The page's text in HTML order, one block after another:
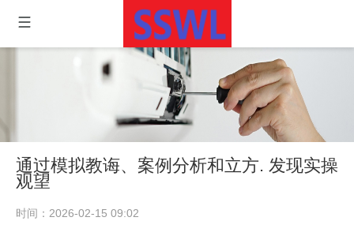
通过模拟教诲、案例分析和立方. 发现实操
观望
时间：2026-02-15 09:02